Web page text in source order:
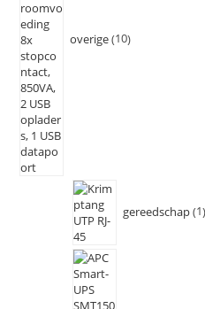
overige 10
gereedschap 1